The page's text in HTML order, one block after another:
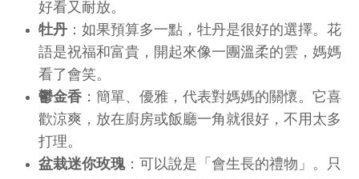
好看又耐放。
牡丹 ：如果預算多一點，牡丹是很好的選擇。花
語是祝福和富貴，開起來像一團溫柔的雲，媽媽
看了會笑。
鬱金香 ：簡單、優雅，代表對媽媽的關懷。它喜
歡涼爽，放在廚房或飯廳一角就很好，不用太多
打理。
盆栽迷你玫瑰：可以說是「會生長的禮物」。只